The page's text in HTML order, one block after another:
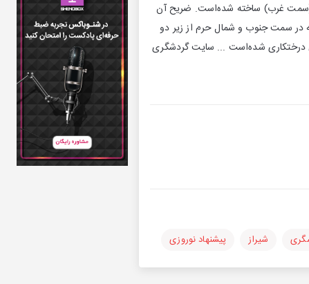
(سمت غرب) ساخته شده‌است. ضریح آن
در سمت جنوب و شمال حرم از زیر دو
درختکاری شده‌است ... سایت گردشگری
شیراز پیشنهاد نوروزی